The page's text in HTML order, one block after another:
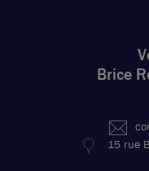
Brice
15 rue